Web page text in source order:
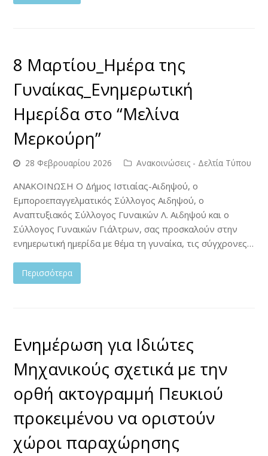
8 Μαρτίου_Ημέρα της
Γυναίκας_Ενημερωτική
Ημερίδα στο “Μελίνα
Μερκούρη”
28 Φεβρουαρίου 2026 Ανακοινώσεις - Δελτία Τύπου
ΑΝΑΚΟΙΝΩΣΗ Ο Δήμος Ιστιαίας-Αιδηψού, ο
Εμποροεπαγγελματικός Σύλλογος Αιδηψού, ο
Αναπτυξιακός Σύλλογος Γυναικών Λ. Αιδηψού και ο
Σύλλογος Γυναικών Γιάλτρων, σας προσκαλούν στην
ενημερωτική ημερίδα με θέμα τη γυναίκα, τις σύγχρονες…
Περισσότερα
Ενημέρωση για Ιδιώτες
Μηχανικούς σχετικά με την
ορθή ακτογραμμή Πευκιού
προκειμένου να οριστούν
χώροι παραχώρησης